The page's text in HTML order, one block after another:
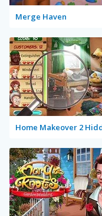
Merge Haven